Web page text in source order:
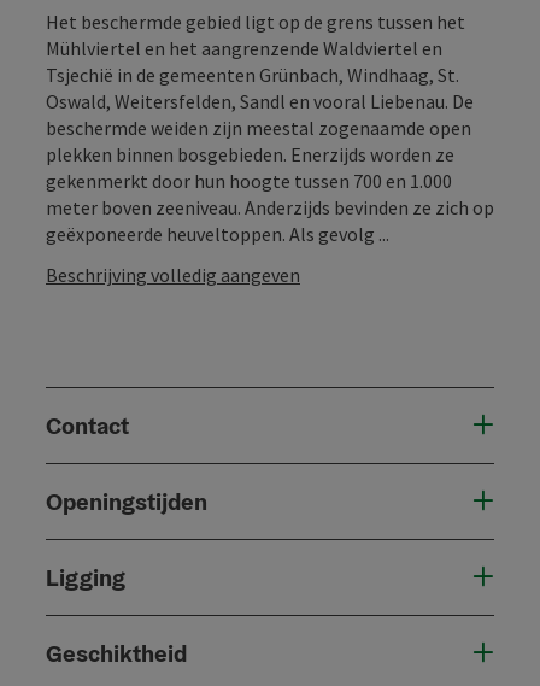
Het beschermde gebied ligt op de grens tussen het
Mühlviertel en het aangrenzende Waldviertel en
Tsjechië in de gemeenten Grünbach, Windhaag, St.
Oswald, Weitersfelden, Sandl en vooral Liebenau. De
beschermde weiden zijn meestal zogenaamde open
plekken binnen bosgebieden. Enerzijds worden ze
gekenmerkt door hun hoogte tussen 700 en 1.000
meter boven zeeniveau. Anderzijds bevinden ze zich op
geëxponeerde heuveltoppen. Als gevolg ...
Beschrijving volledig aangeven
Contact
Openingstijden
Ligging
Geschiktheid